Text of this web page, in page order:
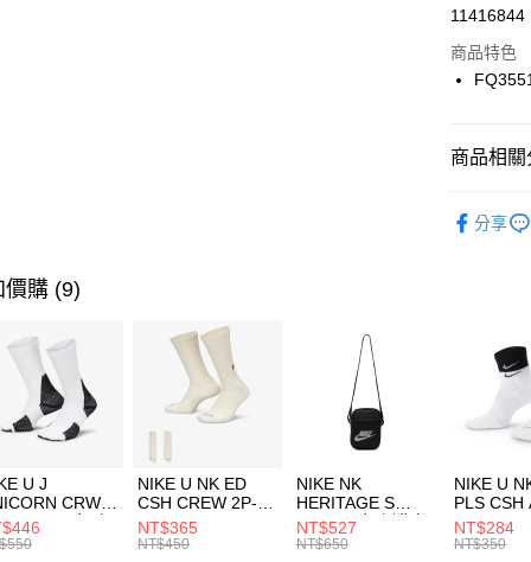
華南商
上海商
國泰世
聯邦商
台新國
LINE Pay
Apple Pay
悠遊付
【關於「
【「
１．於結
付」結帳
２．訂單
／ATM／
※ 請注意
絡購買商
先享後付
每筆
每筆
付款後門
每筆
11416844
商品特色
商品相關
分享
價購 (9)
U J
CRW
-160 男女 中
FZ3393100
NIKE U NK ED
CSH CREW 2P-
144 EMBRDY 男
女 短統襪
NT$365
NT$450
NIKE NK
HERITAGE S
SMIT 男女 側背包
BA5871010
NT$527
NT$650
NIKE U
PLS CSH
144 DBL
襪
NT$284
NT$350